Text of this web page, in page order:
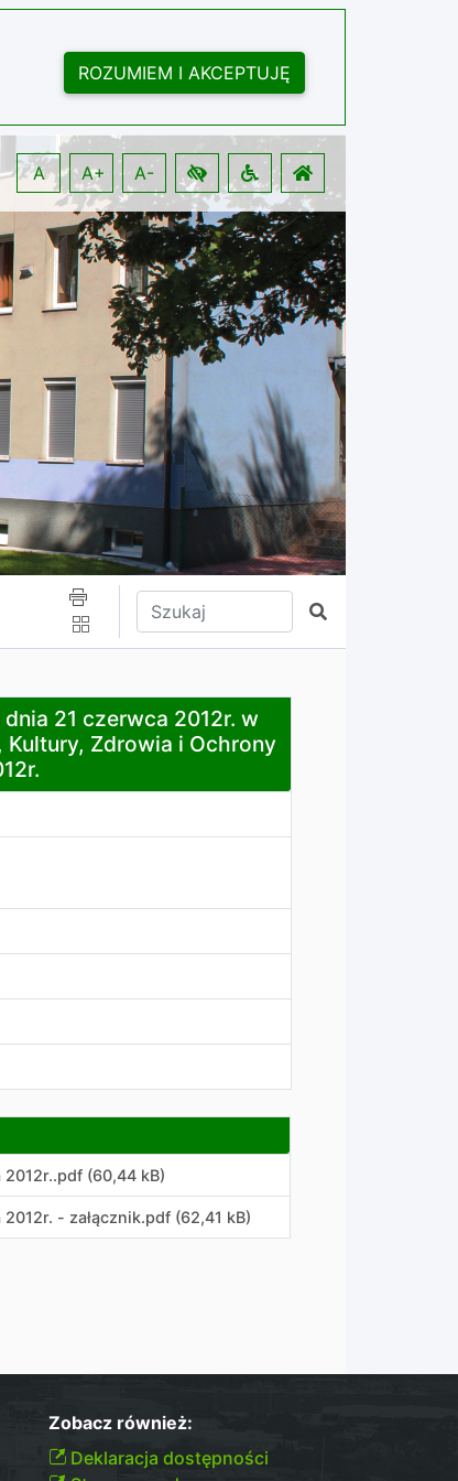
ROZUMIEM I AKCEPTUJĘ
A A+ A-
Wpisz tekst do wyszukania
Szukaj
2012r. w sprawie: zatwierdzenia planu pracy
dnia 21 czerwca 2012r. w
Zdrowia i Ochrony
2012r..pdf (60,44 kB)
- załącznik.pdf (62,41 kB)
Zobacz również:
Deklaracja dostępności